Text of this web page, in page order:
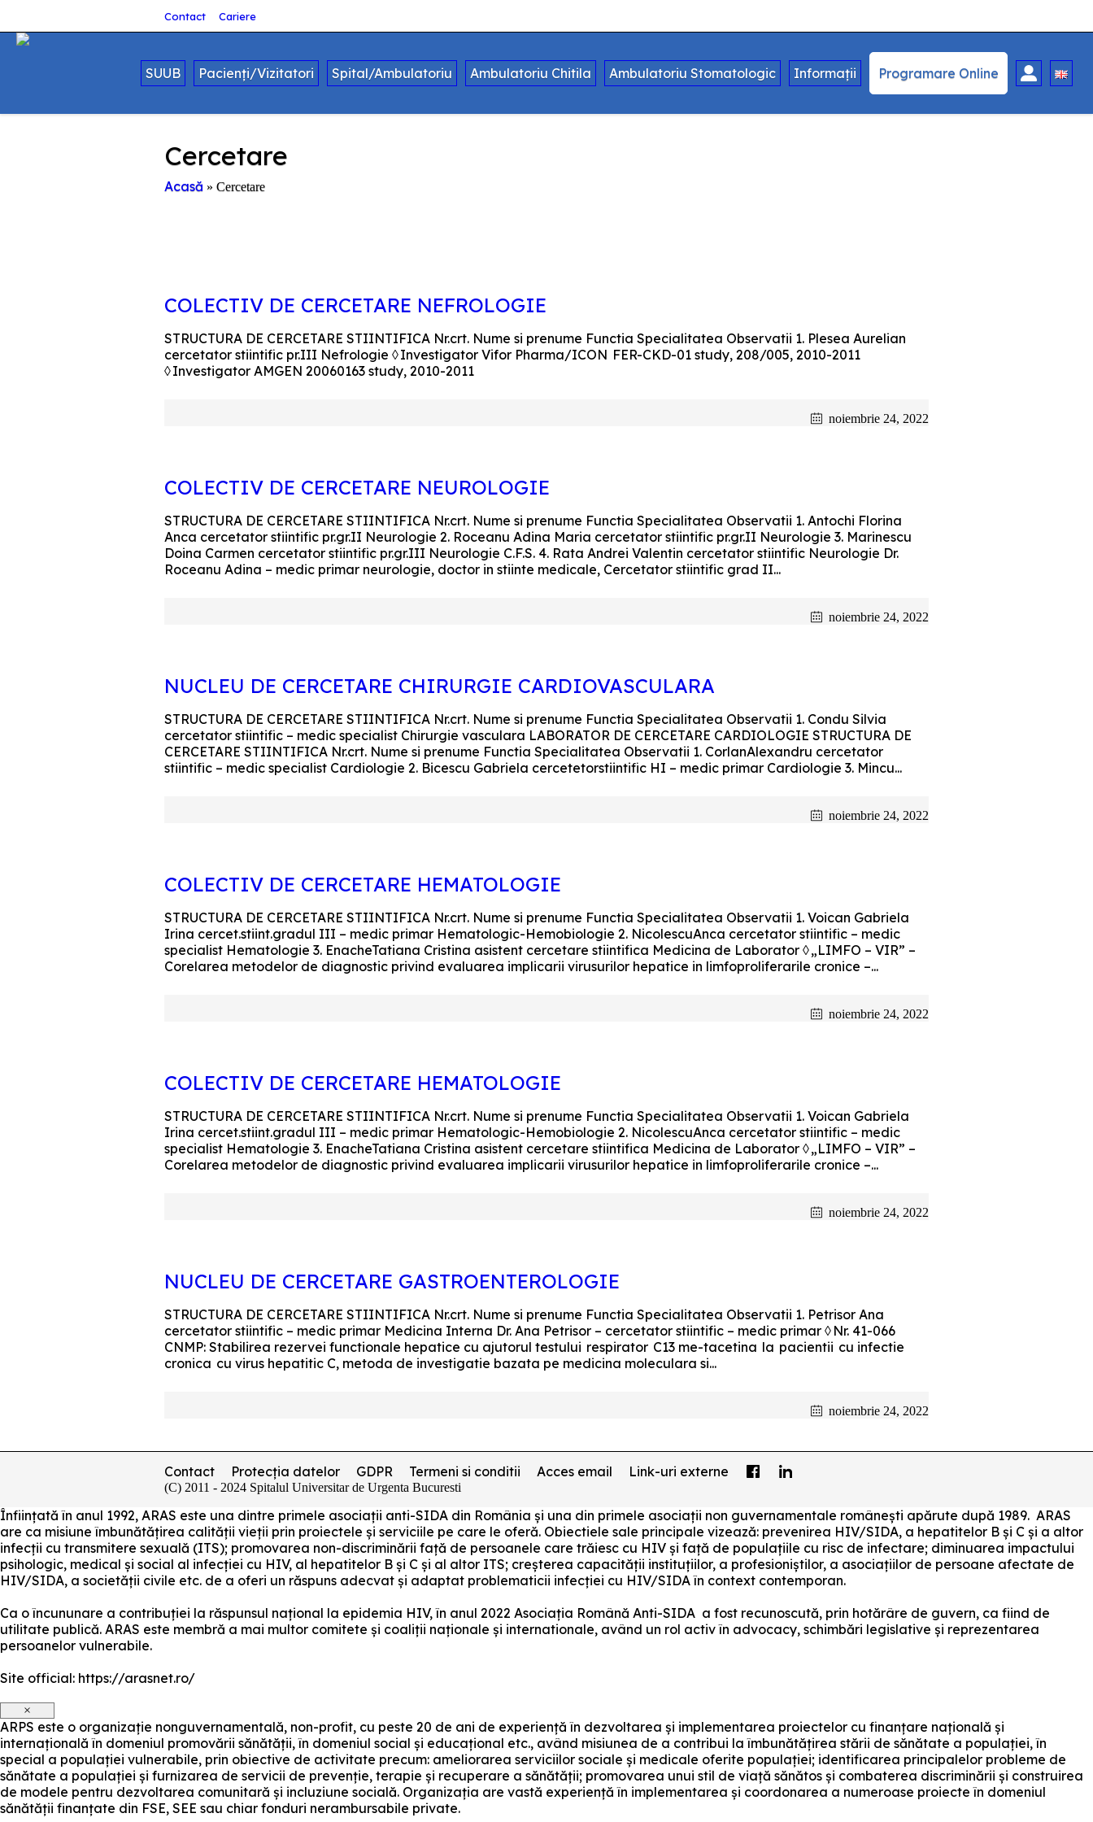
Contact Cariere
SUUB Pacienți/Vizitatori Spital/Ambulatoriu Ambulatoriu Chitila Ambulatoriu Stomatologic Informații Programare Online
Cercetare
Acasă » Cercetare
COLECTIV DE CERCETARE NEFROLOGIE
STRUCTURA DE CERCETARE STIINTIFICA Nr.crt. Nume si prenume Functia Specialitatea Observatii 1. Plesea Aurelian
cercetator stiintific pr.III Nefrologie ◊ Investigator Vifor Pharma/ICON FER-CKD-01 study, 208/005, 2010-2011
◊ Investigator AMGEN 20060163 study, 2010-2011
noiembrie 24, 2022
COLECTIV DE CERCETARE NEUROLOGIE
STRUCTURA DE CERCETARE STIINTIFICA Nr.crt. Nume si prenume Functia Specialitatea Observatii 1. Antochi Florina
Anca cercetator stiintific pr.gr.II Neurologie 2. Roceanu Adina Maria cercetator stiintific pr.gr.II Neurologie 3. Marinescu
Doina Carmen cercetator stiintific pr.gr.III Neurologie C.F.S. 4. Rata Andrei Valentin cercetator stiintific Neurologie Dr.
Roceanu Adina – medic primar neurologie, doctor in stiinte medicale, Cercetator stiintific grad II...
noiembrie 24, 2022
NUCLEU DE CERCETARE CHIRURGIE CARDIOVASCULARA
STRUCTURA DE CERCETARE STIINTIFICA Nr.crt. Nume si prenume Functia Specialitatea Observatii 1. Condu Silvia
cercetator stiintific – medic specialist Chirurgie vasculara LABORATOR DE CERCETARE CARDIOLOGIE STRUCTURA DE
CERCETARE STIINTIFICA Nr.crt. Nume si prenume Functia Specialitatea Observatii 1. CorlanAlexandru cercetator
stiintific – medic specialist Cardiologie 2. Bicescu Gabriela cercetetorstiintific HI – medic primar Cardiologie 3. Mincu...
noiembrie 24, 2022
COLECTIV DE CERCETARE HEMATOLOGIE
STRUCTURA DE CERCETARE STIINTIFICA Nr.crt. Nume si prenume Functia Specialitatea Observatii 1. Voican Gabriela
Irina cercet.stiint.gradul III – medic primar Hematologic-Hemobiologie 2. NicolescuAnca cercetator stiintific – medic
specialist Hematologie 3. EnacheTatiana Cristina asistent cercetare stiintifica Medicina de Laborator ◊ „LIMFO – VIR” –
Corelarea metodelor de diagnostic privind evaluarea implicarii virusurilor hepatice in limfoproliferarile cronice –...
noiembrie 24, 2022
COLECTIV DE CERCETARE HEMATOLOGIE
STRUCTURA DE CERCETARE STIINTIFICA Nr.crt. Nume si prenume Functia Specialitatea Observatii 1. Voican Gabriela
Irina cercet.stiint.gradul III – medic primar Hematologic-Hemobiologie 2. NicolescuAnca cercetator stiintific – medic
specialist Hematologie 3. EnacheTatiana Cristina asistent cercetare stiintifica Medicina de Laborator ◊ „LIMFO – VIR” –
Corelarea metodelor de diagnostic privind evaluarea implicarii virusurilor hepatice in limfoproliferarile cronice –...
noiembrie 24, 2022
NUCLEU DE CERCETARE GASTROENTEROLOGIE
STRUCTURA DE CERCETARE STIINTIFICA Nr.crt. Nume si prenume Functia Specialitatea Observatii 1. Petrisor Ana
cercetator stiintific – medic primar Medicina Interna Dr. Ana Petrisor – cercetator stiintific – medic primar ◊ Nr. 41-066
CNMP: Stabilirea rezervei functionale hepatice cu ajutorul testului respirator C13 me-tacetina la pacientii cu infectie
cronica cu virus hepatitic C, metoda de investigatie bazata pe medicina moleculara si...
noiembrie 24, 2022
Contact Protecția datelor GDPR Termeni si conditii Acces email Link-uri externe
(C) 2011 - 2024 Spitalul Universitar de Urgenta Bucuresti
Înființată în anul 1992, ARAS este una dintre primele asociații anti-SIDA din România și una din primele asociații non guvernamentale românești apărute după 1989. ARAS
are ca misiune îmbunătățirea calității vieții prin proiectele și serviciile pe care le oferă. Obiectiele sale principale vizează: prevenirea HIV/SIDA, a hepatitelor B și C și a altor
infecții cu transmitere sexuală (ITS); promovarea non-discriminării față de persoanele care trăiesc cu HIV și față de populațiile cu risc de infectare; diminuarea impactului
psihologic, medical și social al infecției cu HIV, al hepatitelor B și C și al altor ITS; creșterea capacității instituțiilor, a profesioniștilor, a asociațiilor de persoane afectate de
HIV/SIDA, a societății civile etc. de a oferi un răspuns adecvat și adaptat problematicii infecției cu HIV/SIDA în context contemporan.
Ca o încununare a contribuției la răspunsul național la epidemia HIV, în anul 2022 Asociația Română Anti-SIDA a fost recunoscută, prin hotărâre de guvern, ca fiind de
utilitate publică. ARAS este membră a mai multor comitete și coaliții naționale și internationale, având un rol activ în advocacy, schimbări legislative și reprezentarea
persoanelor vulnerabile.
Site official: https://arasnet.ro/
×
ARPS este o organizație nonguvernamentală, non-profit, cu peste 20 de ani de experiență în dezvoltarea și implementarea proiectelor cu finanțare națională și
internațională în domeniul promovării sănătății, în domeniul social și educațional etc., având misiunea de a contribui la îmbunătățirea stării de sănătate a populației, în
special a populației vulnerabile, prin obiective de activitate precum: ameliorarea serviciilor sociale și medicale oferite populației; identificarea principalelor probleme de
sănătate a populației și furnizarea de servicii de prevenție, terapie și recuperare a sănătății; promovarea unui stil de viață sănătos și combaterea discriminării și construirea
de modele pentru dezvoltarea comunitară și incluziune socială. Organizația are vastă experiență în implementarea și coordonarea a numeroase proiecte în domeniul
sănătății finanțate din FSE, SEE sau chiar fonduri nerambursabile private.